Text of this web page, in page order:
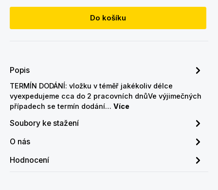
Do košíku
Popis
TERMÍN DODÁNÍ: vložku v téměř jakékoliv délce
vyexpedujeme cca do 2 pracovních dnůVe výjimečných
případech se termín dodání… Více
Soubory ke stažení
O nás
Hodnocení